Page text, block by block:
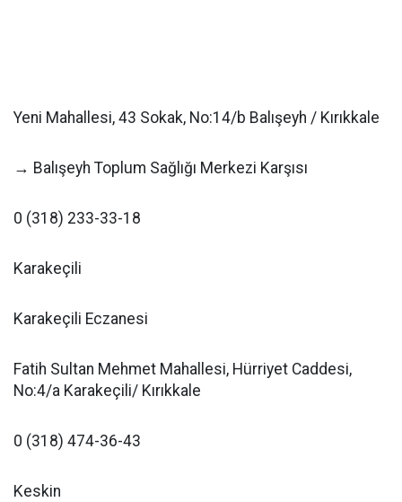
Yeni Mahallesi, 43 Sokak, No:14/b Balışeyh / Kırıkkale
→ Balışeyh Toplum Sağlığı Merkezi Karşısı
0 (318) 233-33-18
Karakeçili
Karakeçili Eczanesi
Fatih Sultan Mehmet Mahallesi, Hürriyet Caddesi,
No:4/a Karakeçili/ Kırıkkale
0 (318) 474-36-43
Keskin